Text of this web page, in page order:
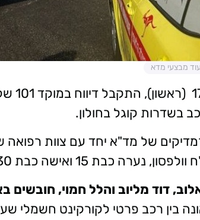
מבצעי מדא
בשדרות קוגל בחולון.
של מד"א יחד עם צוות רפואה
15 ואישה כבת 30 במצב בינוני עם חבלות בראש ובגפיים.
דוד מליוב והלל חמוי, חובשים
בין רכב פרטי לקורקינט חשמלי